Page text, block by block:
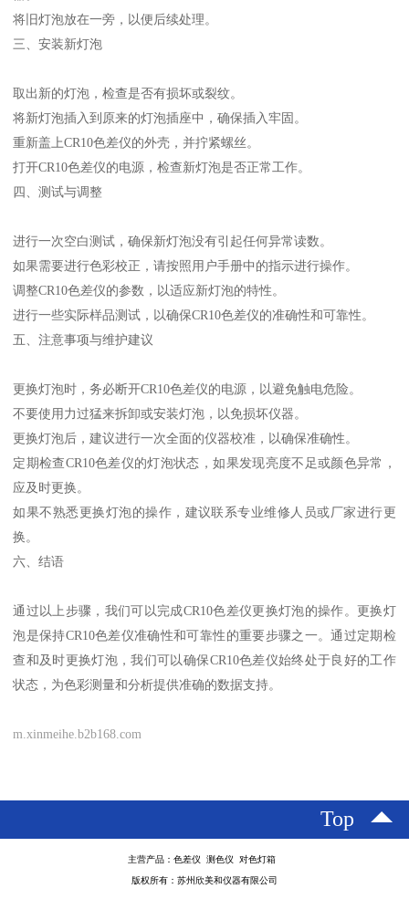
将旧灯泡放在一旁，以便后续处理。
三、安装新灯泡
取出新的灯泡，检查是否有损坏或裂纹。
将新灯泡插入到原来的灯泡插座中，确保插入牢固。
重新盖上CR10色差仪的外壳，并拧紧螺丝。
打开CR10色差仪的电源，检查新灯泡是否正常工作。
四、测试与调整
进行一次空白测试，确保新灯泡没有引起任何异常读数。
如果需要进行色彩校正，请按照用户手册中的指示进行操作。
调整CR10色差仪的参数，以适应新灯泡的特性。
进行一些实际样品测试，以确保CR10色差仪的准确性和可靠性。
五、注意事项与维护建议
更换灯泡时，务必断开CR10色差仪的电源，以避免触电危险。
不要使用力过猛来拆卸或安装灯泡，以免损坏仪器。
更换灯泡后，建议进行一次全面的仪器校准，以确保准确性。
定期检查CR10色差仪的灯泡状态，如果发现亮度不足或颜色异常，
应及时更换。
如果不熟悉更换灯泡的操作，建议联系专业维修人员或厂家进行更
换。
六、结语
通过以上步骤，我们可以完成CR10色差仪更换灯泡的操作。更换灯
泡是保持CR10色差仪准确性和可靠性的重要步骤之一。通过定期检
查和及时更换灯泡，我们可以确保CR10色差仪始终处于良好的工作
状态，为色彩测量和分析提供准确的数据支持。
m.xinmeihe.b2b168.com
Top
主营产品：色差仪 测色仪 对色灯箱
版权所有：苏州欣美和仪器有限公司